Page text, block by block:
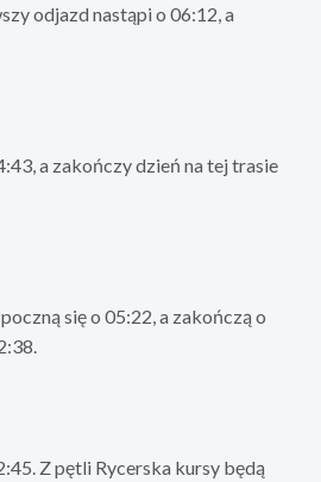
odjazd nastąpi o 06:12, a
a zakończy dzień na tej trasie
się o 05:22, a zakończą o
Z pętli Rycerska kursy będą